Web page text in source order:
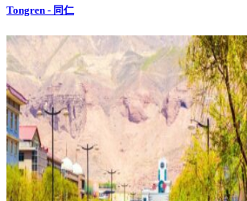
Tongren - 同仁